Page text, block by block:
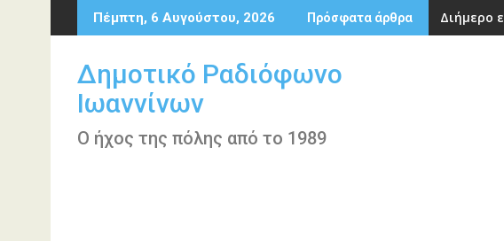
Περάστε
στο
Πέμπτη, 6 Αυγούστου, 2026 Πρόσφατα άρθρα Διήμερο
Δημοτικό Ραδιόφωνο
Ιωαννίνων
Ο ήχος της πόλης από το 1989